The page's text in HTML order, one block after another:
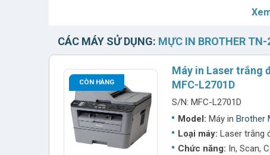
HL-L2321D, HL-L2361DN, HL-
Tiết kiệm chi phí
: Sử dụng mực in chính
kẹt giấy, hỏng hóc do mực không đạt tiêu
: Mực TN-2385 được
dễ dàng, góp phần bảo vệ môi trường.
Lợi ích khi sử dụng mực in Brother TN-2385
Bảo vệ máy in, đảm bảo hoạt động ổn định,
Hỗ trợ in hai mặt tự động, giúp tiết kiệm giấy
Giảm thiểu sự cố in ấn như mực bám không
CÁC MÁY SỬ DỤNG: MỰC IN BROTHER
CÒN HÀNG
Máy in Laser trắng
MFC-L2701D
S/N: MFC-L2701D
Model: Máy inBrother
Loại máy: Laser trắng
Chức năng: In, Scan,